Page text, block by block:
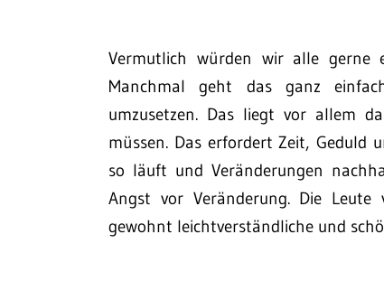
Vermutlich würden wir alle gerne
Manchmal geht das ganz
umzusetzen. Das liegt vor allem
müssen. Das erfordert Zeit, Geduld
so läuft und Veränderungen
Angst vor Veränderung. Die Leute
gewohnt leichtverständliche und